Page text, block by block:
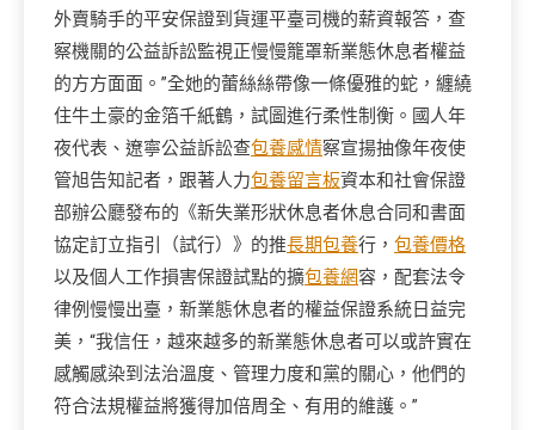
外賣騎手的平安保證到貨運平臺司機的薪資報答，查
察機關的公益訴訟監視正慢慢籠罩新業態休息者權益
的方方面面。”全她的蕾絲絲帶像一條優雅的蛇，纏繞
住牛土豪的金箔千紙鶴，試圖進行柔性制衡。國人年
夜代表、遼寧公益訴訟查包養感情察宣揚抽像年夜使
管旭告知記者，跟著人力包養留言板資本和社會保證
部辦公廳發布的《新失業形狀休息者休息合同和書面
協定訂立指引（試行）》的推長期包養行， 包養價格
以及個人工作損害保證試點的擴包養網容，配套法令
律例慢慢出臺，新業態休息者的權益保證系統日益完
美，“我信任，越來越多的新業態休息者可以或許實在
感觸感染到法治溫度、管理力度和黨的關心，他們的
符合法規權益將獲得加倍周全、有用的維護。”